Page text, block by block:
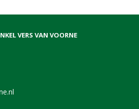
VERS VAN VOORNE